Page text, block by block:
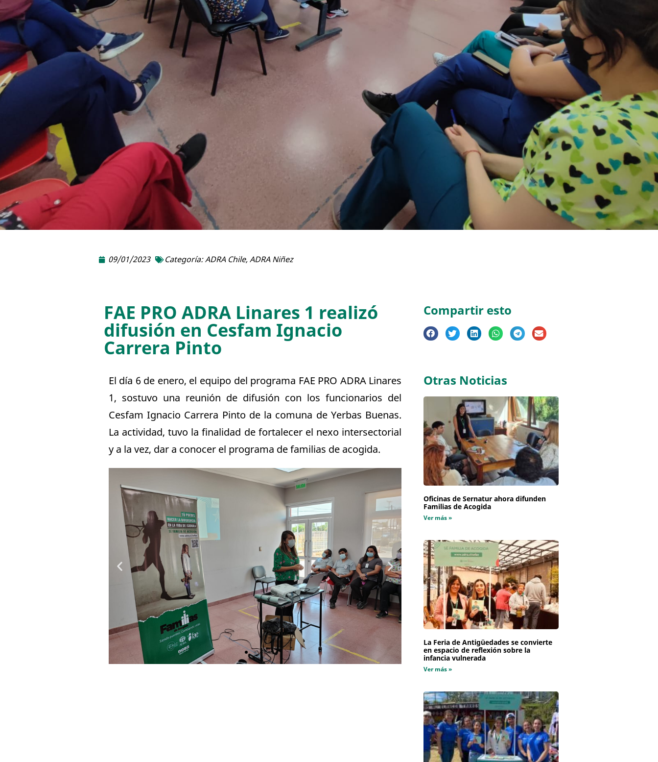
09/01/2023 Categoría:ADRA Chile,ADRA Niñez
FAE PRO ADRA Linares 1 realizó
difusión en Cesfam Ignacio
Carrera Pinto
El día 6 de enero, el equipo del programa FAE PRO ADRA Linares
1, sostuvo una reunión de difusión con los funcionarios del
Cesfam Ignacio Carrera Pinto de la comuna de Yerbas Buenas.
La actividad, tuvo la finalidad de fortalecer el nexo intersectorial
y a la vez, dar a conocer el programa de familias de acogida.
Compartir esto
Otras Noticias
Oficinas de Sernatur ahora difunden
Familias de Acogida
Ver más »
La Feria de Antigüedades se convierte
en espacio de reflexión sobre la
infancia vulnerada
Ver más »